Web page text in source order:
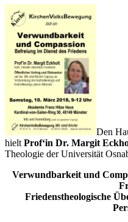
Den
hielt Prof‘in Dr. Margit
Theologie der Universität
Verwundbarkeit und
Friedenstheologische